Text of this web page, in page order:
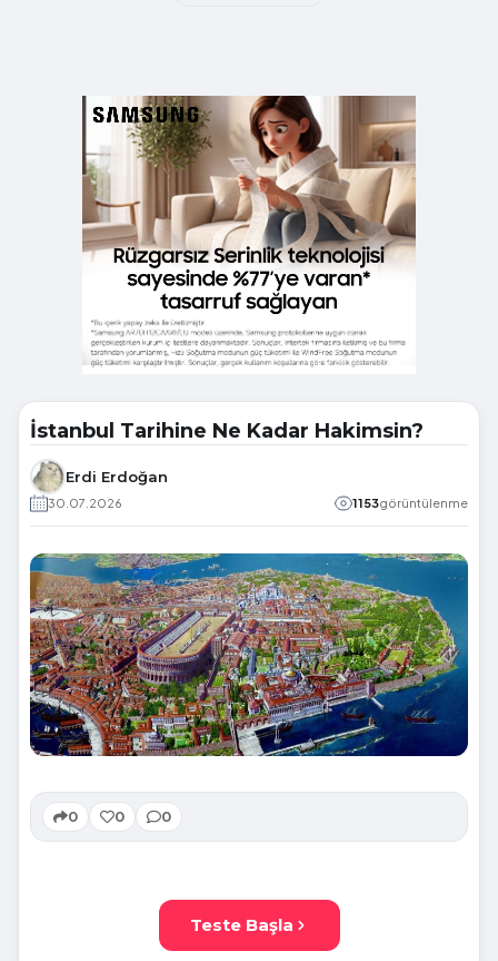
İstanbul Tarihine Ne Kadar Hakimsin?
Erdi Erdoğan
30.07.2026 1153görüntülenme
0 0 0
Teste Başla